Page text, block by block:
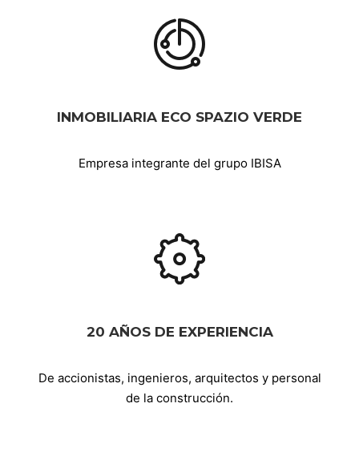
INMOBILIARIA ECO SPAZIO VERDE
Empresa integrante del grupo IBISA
20 AÑOS DE EXPERIENCIA
De accionistas, ingenieros, arquitectos y personal
de la construcción.